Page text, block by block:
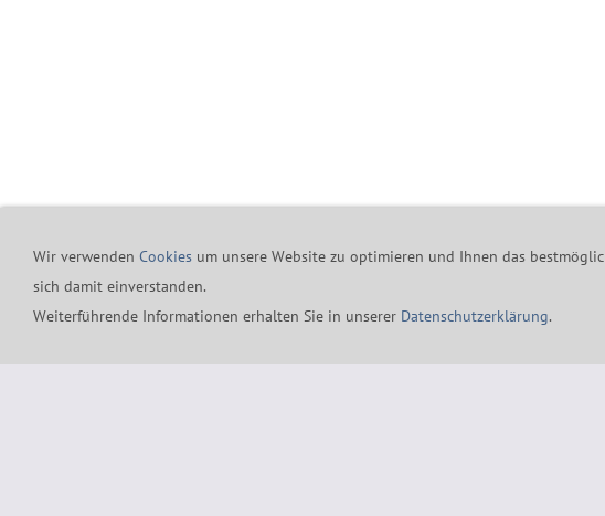
Merz GmbH Drucklufttechnik -
Wir verwenden Cookies um unsere Website zu optimieren und Ihnen das
sich damit einverstanden.
Weiterführende Informationen erhalten Sie in unserer Datenschutzerklärung.